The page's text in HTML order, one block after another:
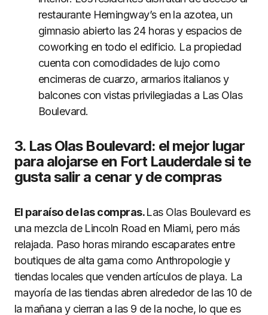
restaurante Hemingway’s en la azotea, un
gimnasio abierto las 24 horas y espacios de
coworking en todo el edificio. La propiedad
cuenta con comodidades de lujo como
encimeras de cuarzo, armarios italianos y
balcones con vistas privilegiadas a Las Olas
Boulevard.
3. Las Olas Boulevard: el mejor lugar
para alojarse en Fort Lauderdale si te
gusta salir a cenar y de compras
El paraíso de las compras.Las Olas Boulevard es
una mezcla de Lincoln Road en Miami, pero más
relajada. Paso horas mirando escaparates entre
boutiques de alta gama como Anthropologie y
tiendas locales que venden artículos de playa. La
mayoría de las tiendas abren alrededor de las 10 de
la mañana y cierran a las 9 de la noche, lo que es